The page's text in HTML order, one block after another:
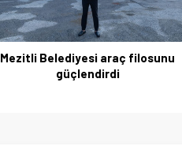
Mezitli Belediyesi araç filosunu
güçlendirdi